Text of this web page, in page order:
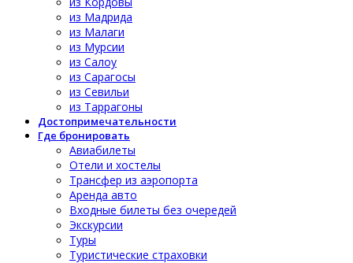
из Мадрида
из Малаги
из Мурсии
из Салоу
из Сарагосы
из Севильи
из Таррагоны
Достопримечательности
Где бронировать
Авиабилеты
Отели и хостелы
Трансфер из аэропорта
Аренда авто
Входные билеты без очередей
Экскурсии
Туры
Туристические страховки